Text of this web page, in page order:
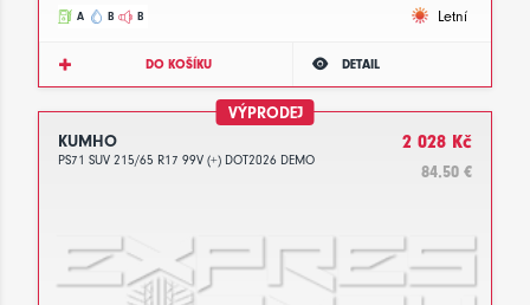
A B B Letní
DO KOŠÍKU DETAIL
VÝPRODEJ
KUMHO
PS71 SUV 215/65 R17 99V (+) DOT2026 DEMO
2 028 Kč
84.50 €